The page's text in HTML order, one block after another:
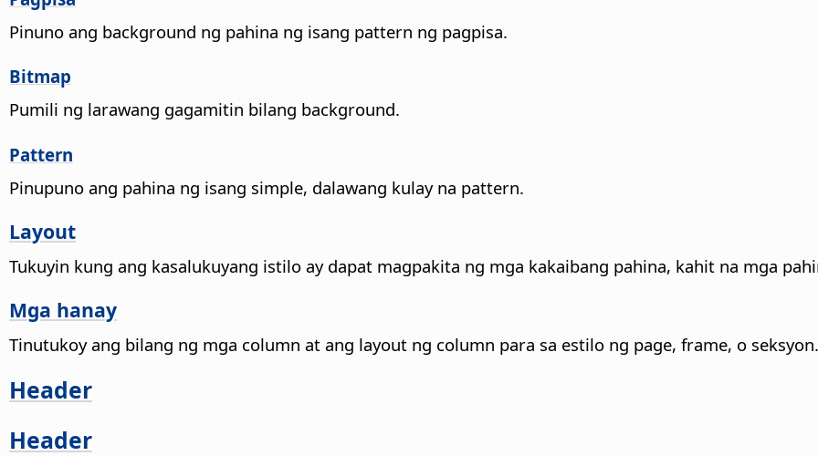
Pinuno ang background ng pahina ng isang pattern ng pagpisa.
Bitmap
Pumili ng larawang gagamitin bilang background.
Pattern
Pinupuno ang pahina ng isang simple, dalawang kulay na pattern.
Layout
Tukuyin kung ang kasalukuyang istilo ay dapat magpakita ng mga kakaibang pahina, kahit na mga
Mga hanay
Tinutukoy ang bilang ng mga column at ang layout ng column para sa estilo ng page, frame, o seksyon.
Header
Header